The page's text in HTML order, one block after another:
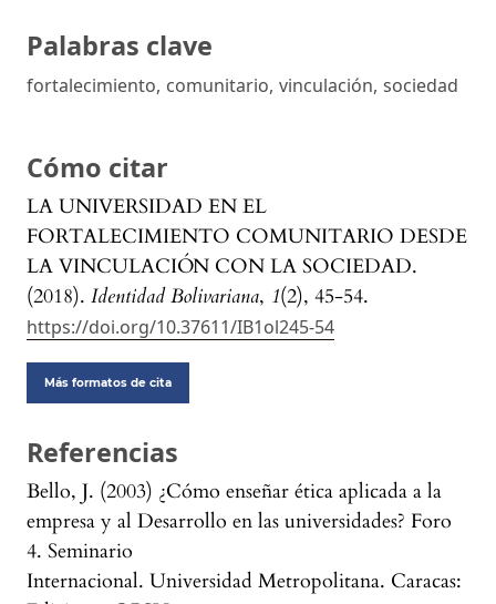
Palabras clave
fortalecimiento, comunitario, vinculación, sociedad
Cómo citar
LA UNIVERSIDAD EN EL
FORTALECIMIENTO COMUNITARIO DESDE
LA VINCULACIÓN CON LA SOCIEDAD.
(2018). Identidad Bolivariana, 1(2), 45-54.
https://doi.org/10.37611/IB1ol245-54
Más formatos de cita
Referencias
Bello, J. (2003) ¿Cómo enseñar ética aplicada a la
empresa y al Desarrollo en las universidades? Foro
4. Seminario
Internacional. Universidad Metropolitana. Caracas: